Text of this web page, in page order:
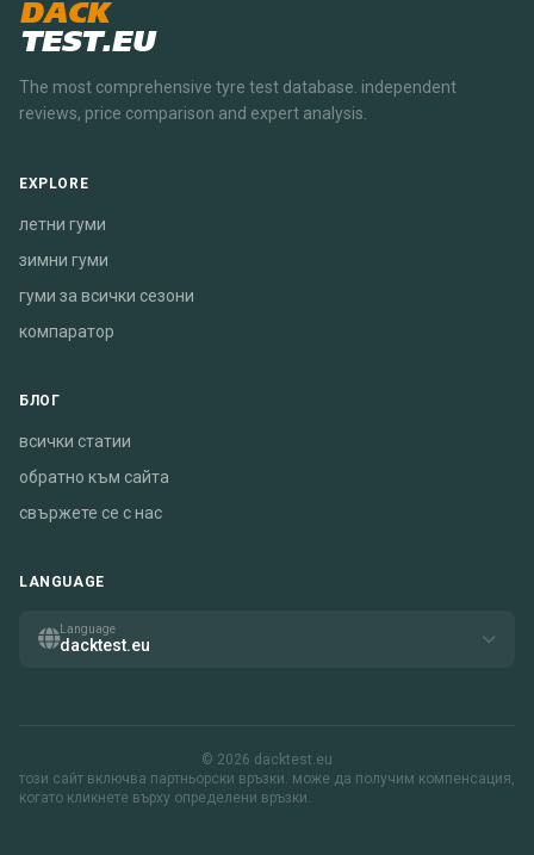
DACK
TEST.EU
The most comprehensive tyre test database. independent
reviews, price comparison and expert analysis.
EXPLORE
летни гуми
зимни гуми
гуми за всички сезони
компаратор
БЛОГ
всички статии
обратно към сайта
свържете се с нас
LANGUAGE
Language
dacktest.eu
© 2026 dacktest.eu
този сайт включва партньорски връзки. може да получим компенсация,
когато кликнете върху определени връзки.